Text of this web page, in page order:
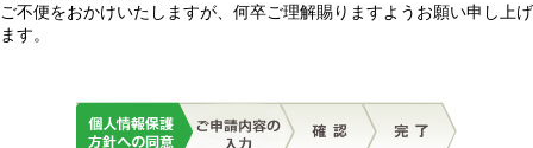
ご不便をおかけいたしますが、何卒ご理解賜りますようお願い申し上げ
ます。